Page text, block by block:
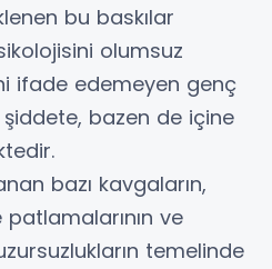
bu baskılar
olumsuz
ifade edemeyen genç
bazen de içine
bazı kavgaların,
ve
temelinde